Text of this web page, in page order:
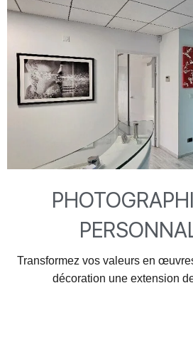
Transformez vos valeurs en
décoration une extension